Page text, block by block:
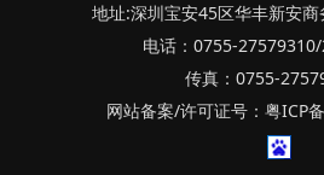
地址:深圳宝安45区华丰新安
电话：0755-
传真：0755-
网站备案/许可证号：粤ICP